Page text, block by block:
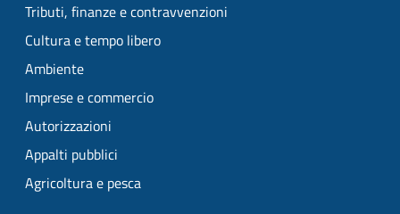
Tributi, finanze e contravvenzioni
Cultura e tempo libero
Ambiente
Imprese e commercio
Autorizzazioni
Appalti pubblici
Agricoltura e pesca